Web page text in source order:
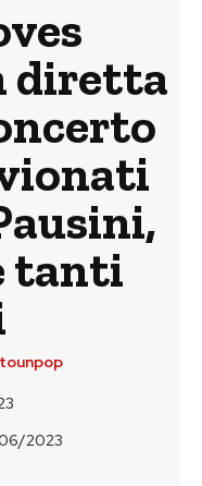
diretta
tanti
2023